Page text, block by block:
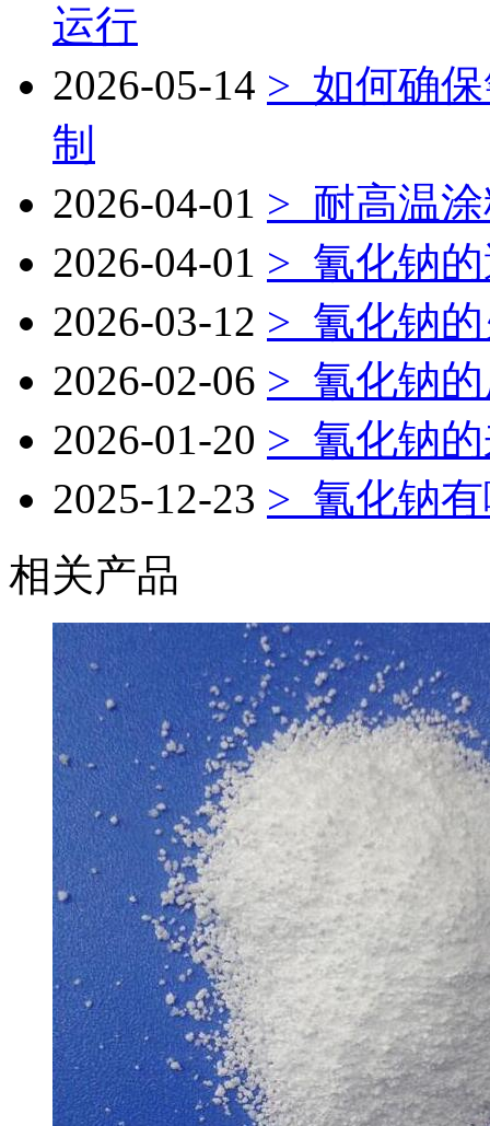
运行
2026-05-14 > 如何确
制
2026-04-01 > 耐高温
2026-04-01 > 氰化钠
2026-03-12 > 氰化钠
2026-02-06 > 氰化钠
2026-01-20 > 氰化钠
2025-12-23 > 氰化钠
相关产品